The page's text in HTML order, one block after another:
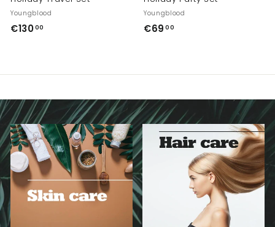
Youngblood
€13000
0
0
0
Youngblood
€69 00
,
0